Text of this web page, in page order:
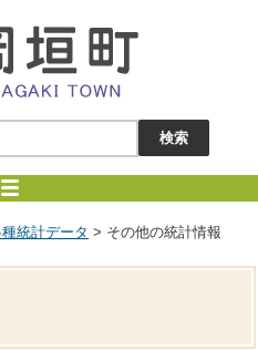
統計データ > その他の統計情報